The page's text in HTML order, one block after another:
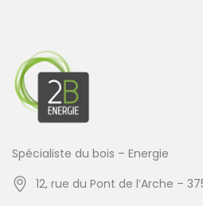
Spécialiste du bois – Energie
12, rue du Pont de l’Arche –